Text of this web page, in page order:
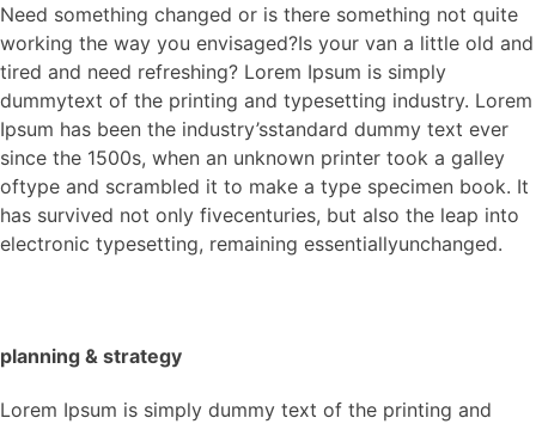
Need something changed or is there something not quite
working the way you envisaged?Is your van a little old and
tired and need refreshing? Lorem Ipsum is simply
dummytext of the printing and typesetting industry. Lorem
Ipsum has been the industry’sstandard dummy text ever
since the 1500s, when an unknown printer took a galley
oftype and scrambled it to make a type specimen book. It
has survived not only fivecenturies, but also the leap into
electronic typesetting, remaining essentiallyunchanged.
planning & strategy
Lorem Ipsum is simply dummy text of the printing and